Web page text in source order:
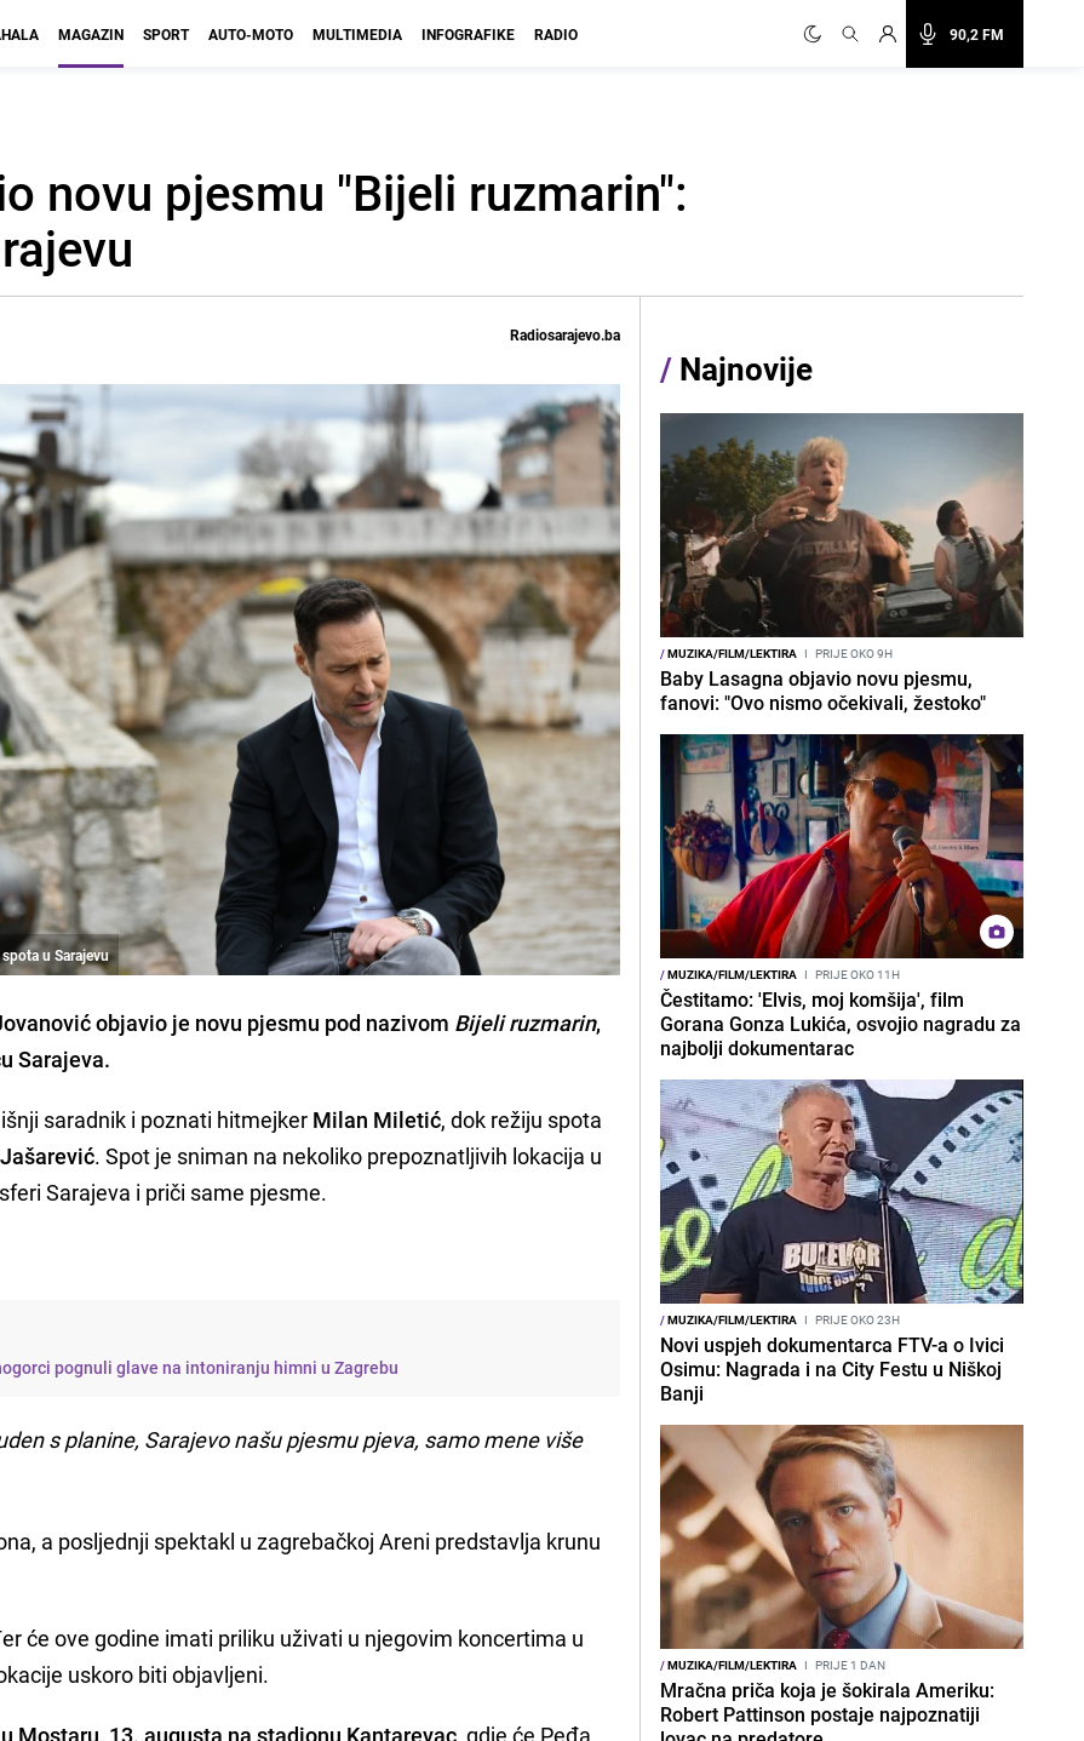
90,2 FM
MAGAZIN SPORT AUTO-MOTO MULTIMEDIA INFOGRAFIKE RADIO
novu pjesmu "Bijeli ruzmarin":
Radiosarajevo.ba
u Sarajevu
objavio je novu pjesmu pod nazivom Bijeli ruzmarin,
Sarajeva.
saradnik i poznati hitmejker Milan Miletić, dok režiju spota
. Spot je sniman na nekoliko prepoznatljivih lokacija u
Sarajeva i priči same pjesme.
pognuli glave na intoniranju himni u Zagrebu
s planine, Sarajevo našu pjesmu pjeva, samo mene više
a posljednji spektakl u zagrebačkoj Areni predstavlja krunu
će ove godine imati priliku uživati u njegovim koncertima u
uskoro biti objavljeni.
Mostaru, 13. augusta na stadionu Kantarevac, gdje će Peđa
/ Najnovije
/MUZIKA/FILM/LEKTIRA I PRIJE OKO 9H
Baby Lasagna objavio novu pjesmu,
fanovi: "Ovo nismo očekivali, žestoko"
/MUZIKA/FILM/LEKTIRA I PRIJE OKO 11H
Čestitamo: 'Elvis, moj komšija', film
Gorana Gonza Lukića, osvojio nagradu za
najbolji dokumentarac
/MUZIKA/FILM/LEKTIRA I PRIJE OKO 23H
Novi uspjeh dokumentarca FTV-a o Ivici
Osimu: Nagrada i na City Festu u Niškoj
Banji
/MUZIKA/FILM/LEKTIRA I PRIJE 1 DAN
Mračna priča koja je šokirala Ameriku:
Robert Pattinson postaje najpoznatiji